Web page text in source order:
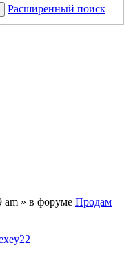
Расширенный поиск
am » в форуме Продам